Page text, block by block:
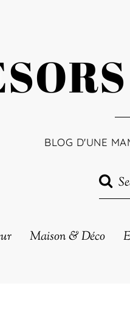
BLOG D'UNE
Maison & Déco